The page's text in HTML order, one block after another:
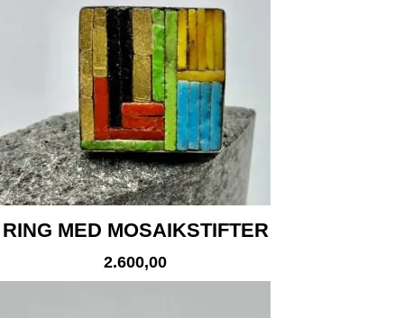
RING MED MOSAIKSTIFTER
2.600,00